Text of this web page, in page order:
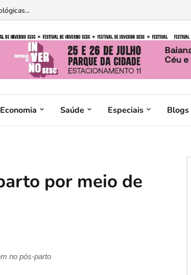
Economia Saúde Especiais Blogs
por meio de
no pós-parto